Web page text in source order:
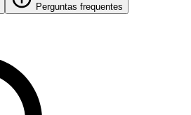
Perguntas frequentes